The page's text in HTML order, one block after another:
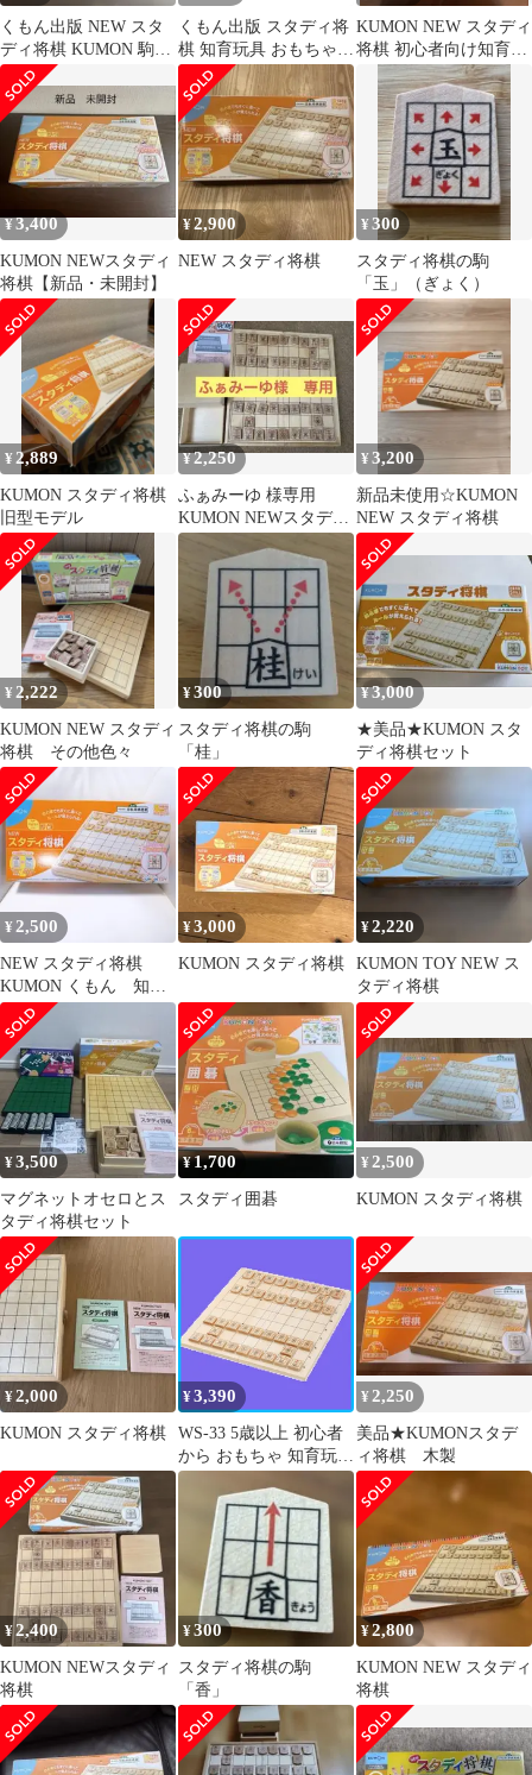
くもん出版 NEW スタ
ディ将棋 KUMON 駒
桂
くもん出版 スタディ将
棋 知育玩具 おもちゃ
初心者から 5歳以上
WS-33
KUMON NEW スタディ
将棋 初心者向け知育玩
¥3,400
KUMON NEWスタディ
将棋【新品・未開封】
¥2,900
NEW スタディ将棋
¥300
スタディ将棋の駒
「玉」（ぎょく）
¥ 2,889
KUMON スタディ将棋
旧型モデル
¥2,250
ふぁみーゆ 様専用
KUMON NEWスタディ
将棋
¥3,200
新品未使用☆KUMON
NEW スタディ将棋
¥ 2,222
KUMON NEW スタディ
将棋 その他色々
¥300
スタディ将棋の駒
「桂」
¥3,000
★美品★KUMON スタ
ディ将棋セット
¥2,500
NEW スタディ将棋
KUMON くもん 知育
玩具
¥3,000
KUMON スタディ将棋
¥2,220
KUMON TOY NEW ス
タディ将棋
¥3,500
マグネットオセロとス
タディ将棋セット
¥1,700
スタディ囲碁
¥ 2,500
KUMON スタディ将棋
¥2,000
KUMON スタディ将棋
¥3,390
WS-33 5歳以上 初心者
から おもちゃ 知育玩具
スタディ将棋
PUBLISHING) くもん
出版(KUMON
¥ 2,250
美品★KUMONスタデ
ィ将棋 木製
¥2,400
KUMON NEWスタディ
将棋
¥300
スタディ将棋の駒
「香」
¥2,800
KUMON NEW スタディ
将棋